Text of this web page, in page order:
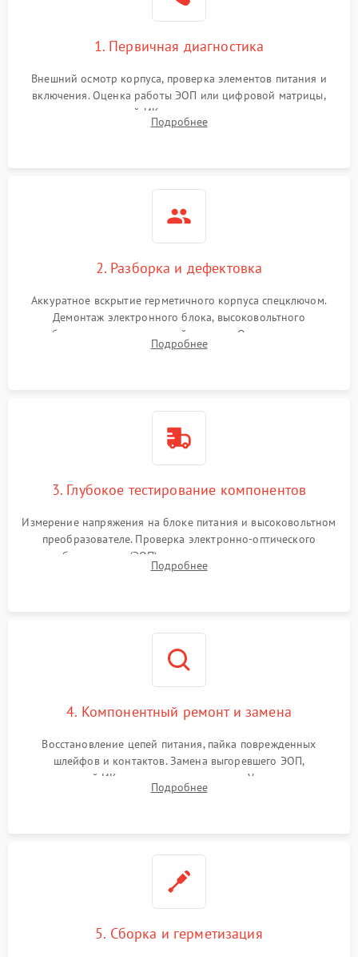
1. Первичная диагностика
Внешний осмотр корпуса, проверка элементов питания и
включения. Оценка работы ЭОП или цифровой матрицы,
проверка встроенной ИК-подсветки и механизма выверки
прицельной сетки. Выявление видимых дефектов оптики и
Подробнее
2. Разборка и дефектовка
Аккуратное вскрытие герметичного корпуса спецключом.
Демонтаж электронного блока, высоковольтного
преобразователя и оптической системы. Осмотр контактов
на окисление и проверка целостности уплотнительных
Подробнее
3. Глубокое тестирование компонентов
Измерение напряжения на блоке питания и высоковольтном
преобразователе. Проверка электронно-оптического
преобразователя (ЭОП) на стенде на предмет эмиссии,
шумов и засветок. Диагностика микросхем цифровых
Подробнее
4. Компонентный ремонт и замена
Восстановление цепей питания, пайка поврежденных
шлейфов и контактов. Замена выгоревшего ЭОП,
неисправной ИК-подсветки или матрицы. Ультразвуковая
очистка плат и удаление загрязнений с линз объектива и
Подробнее
5. Сборка и герметизация